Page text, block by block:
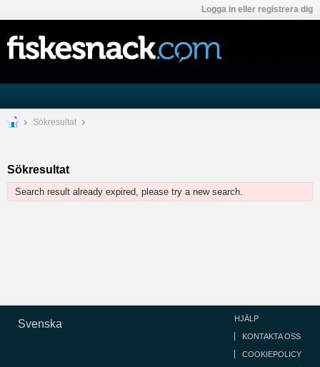
Logga in eller registrera dig
Sökresultat
Sökresultat
Search result already expired, please try a new search.
Svenska HJÄLP
KONTAKTA OSS
COOKIEPOLICY